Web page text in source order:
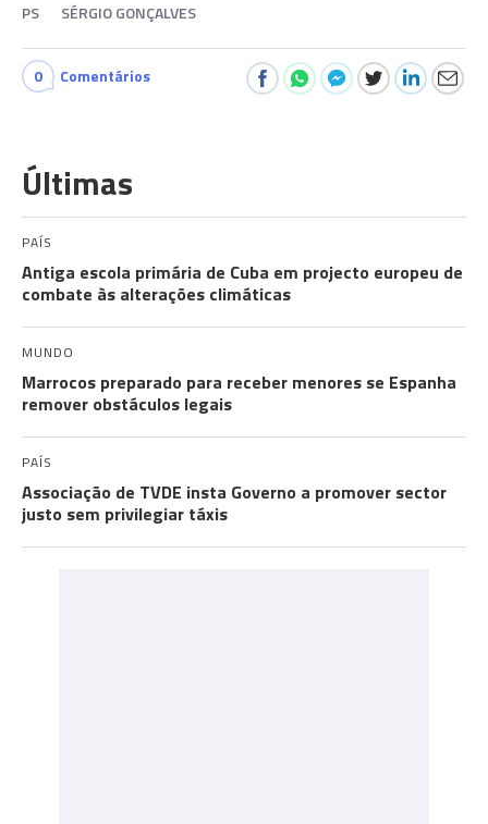
PS SÉRGIO GONÇALVES
0 Comentários
Últimas
PAÍS
Antiga escola primária de Cuba em projecto europeu de
combate às alterações climáticas
MUNDO
Marrocos preparado para receber menores se Espanha
remover obstáculos legais
PAÍS
Associação de TVDE insta Governo a promover sector
justo sem privilegiar táxis